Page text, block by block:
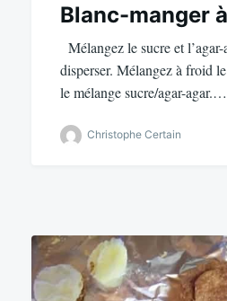
Blanc-manger
Mélangez le sucre et
disperser. Mélangez à froid
le mélange sucre/agar-agar.…
Christophe Certain